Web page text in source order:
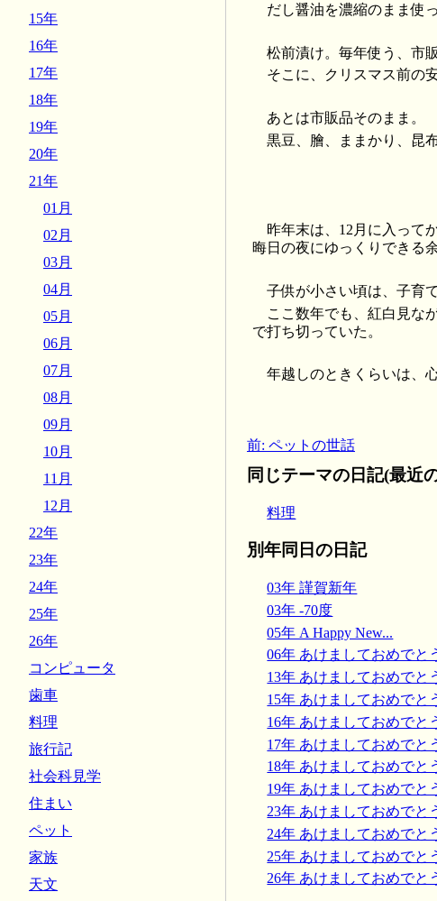
だし醤油を濃縮のまま使
松前漬け。毎年使う、市
そこに、クリスマス前の
あとは市販品そのまま。
黒豆、膾、ままかり、昆
昨年末は、12月に入って
晦日の夜にゆっくりできる
子供が小さい頃は、子育
ここ数年でも、紅白見な
で打ち切っていた。
年越しのときくらいは、
前: ペットの世話
同じテーマの日記(最近
料理
別年同日の日記
03年 謹賀新年
03年 -70度
05年 A Happy New...
06年 あけましておめでと
13年 あけましておめでと
15年 あけましておめでと
16年 あけましておめでと
17年 あけましておめでと
18年 あけましておめでと
19年 あけましておめでと
23年 あけましておめでと
24年 あけましておめでと
25年 あけましておめでと
26年 あけましておめでと
15年
16年
17年
18年
19年
20年
21年
01月
02月
03月
04月
05月
06月
07月
08月
09月
10月
11月
12月
22年
23年
24年
25年
26年
コンピュータ
歯車
料理
旅行記
社会科見学
住まい
ペット
家族
天文